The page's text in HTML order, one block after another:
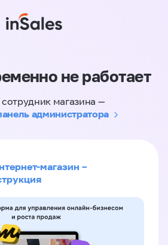
не работает
магазина —
администратора
магазин –